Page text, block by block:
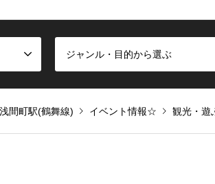
ジャンル・目的から選ぶ
浅間町駅(鶴舞線) イベント情報☆ 観光・遊